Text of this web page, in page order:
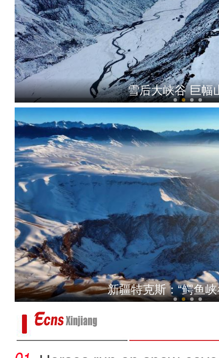
伊宁市：医疗小分队上门
成群结伴的盘羊 鹅喉羚
新疆阿勒泰市近日现